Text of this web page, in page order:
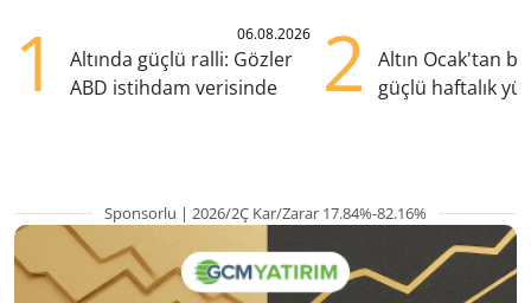
1 06.08.2026
Altında güçlü ralli: Gözler
ABD istihdam verisinde
2
Altın Ocak'tan
güçlü haftalık
Sponsorlu | 2026/2Ç Kar/Zarar 17.84%-82.16%